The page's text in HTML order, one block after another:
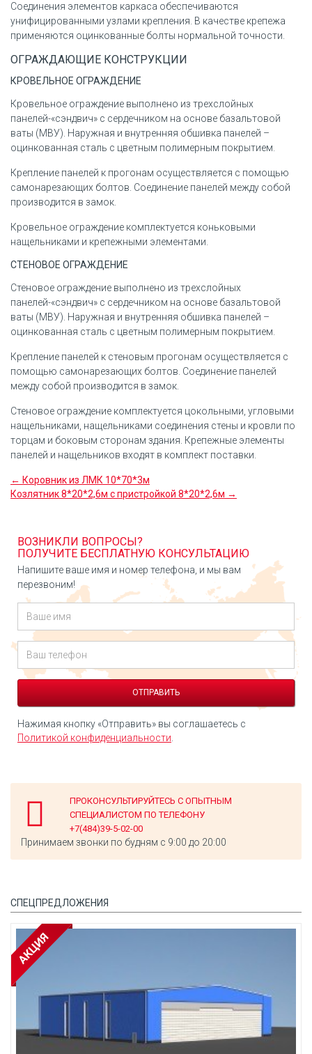
Соединения элементов каркаса обеспечиваются
унифицированными узлами крепления. В качестве крепежа
применяются оцинкованные болты нормальной точности.
ОГРАЖДАЮЩИЕ КОНСТРУКЦИИ
КРОВЕЛЬНОЕ ОГРАЖДЕНИЕ
Кровельное ограждение выполнено из трехслойных
панелей-«сэндвич» с сердечником на основе базальтовой
ваты (МВУ). Наружная и внутренняя обшивка панелей –
оцинкованная сталь с цветным полимерным покрытием.
Крепление панелей к прогонам осуществляется с помощью
самонарезающих болтов. Соединение панелей между собой
производится в замок.
Кровельное ограждение комплектуется коньковыми
нащельниками и крепежными элементами.
СТЕНОВОЕ ОГРАЖДЕНИЕ
Стеновое ограждение выполнено из трехслойных
панелей-«сэндвич» с сердечником на основе базальтовой
ваты (МВУ). Наружная и внутренняя обшивка панелей –
оцинкованная сталь с цветным полимерным покрытием.
Крепление панелей к стеновым прогонам осуществляется с
помощью самонарезающих болтов. Соединение панелей
между собой производится в замок.
Стеновое ограждение комплектуется цокольными, угловыми
нащельниками, нащельниками соединения стены и кровли по
торцам и боковым сторонам здания. Крепежные элементы
панелей и нащельников входят в комплект поставки.
← Коровник из ЛМК 10*70*3м
Козлятник 8*20*2,6м с пристройкой 8*20*2,6м →
ВОЗНИКЛИ ВОПРОСЫ?
ПОЛУЧИТЕ БЕСПЛАТНУЮ КОНСУЛЬТАЦИЮ
Напишите ваше имя и номер телефона, и мы вам
перезвоним!
Нажимая кнопку «Отправить» вы соглашаетесь с
Политикой конфиденциальности.
ПРОКОНСУЛЬТИРУЙТЕСЬ С ОПЫТНЫМ
СПЕЦИАЛИСТОМ ПО ТЕЛЕФОНУ
+7(484)39-5-02-00
Принимаем звонки по будням с 9:00 до 20:00
СПЕЦПРЕДЛОЖЕНИЯ